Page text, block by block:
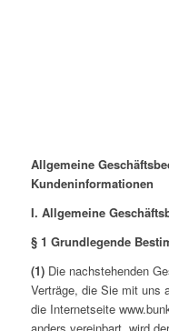
Allgemeine
Kundeninformationen
I. Allgemeine
§ 1 Grundlegende
(1)Die nachstehenden
Verträge, die Sie mit uns
die Internetseite